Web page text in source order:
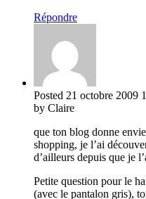
Répondre
Posted 21 octobre 2009
by Claire
que ton blog donne
shopping, je l’ai
d’ailleurs depuis que je
Petite question pour le
(avec le pantalon gris),